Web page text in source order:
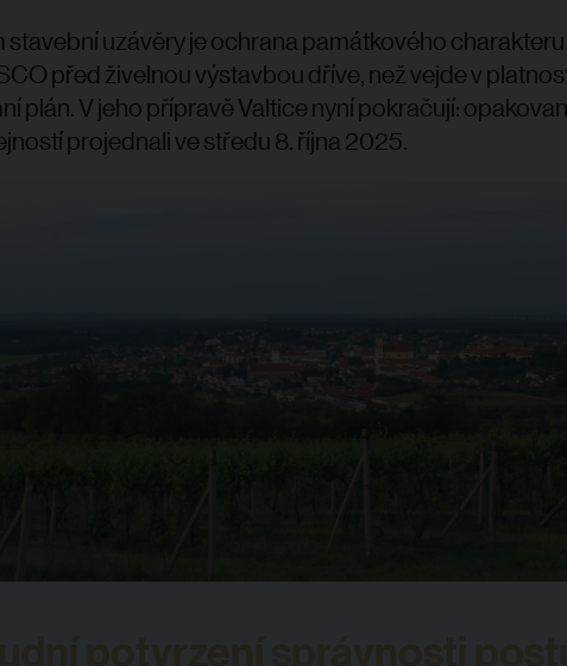
stavební uzávěry je ochrana památkového
před živelnou výstavbou dříve, než vejde v
plán. V jeho přípravě Valtice nyní pokračují:
projednali ve středu 8. října 2025.